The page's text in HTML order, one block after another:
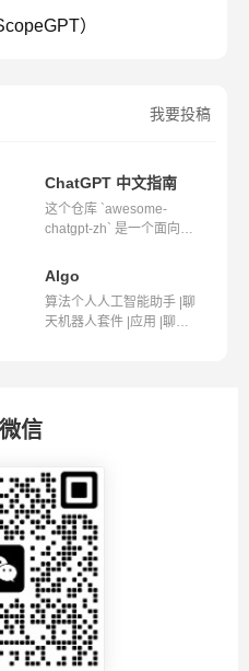
）
我要投稿
海外AI大作，你的智能管家
ChatGPT 中文指南
这个仓库 `awesome-
chatgpt-zh` 是一个面向中
Algo
算法个人人工智能助手 |聊
天机器人套件 |应用 |聊天
信